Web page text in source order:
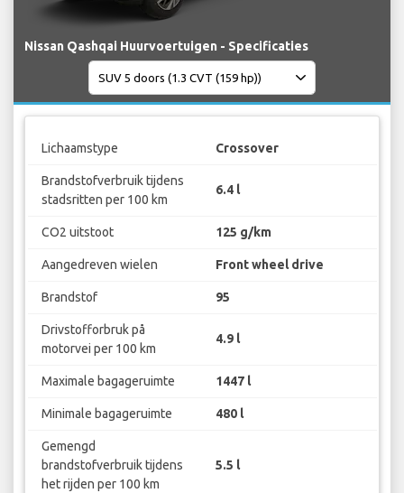
Nissan Qashqai Huurvoertuigen - Specificaties
Lichaamstype Crossover
Brandstofverbruik tijdens
stadsritten per 100 km
6.4 l
CO2 uitstoot 125 g/km
Aangedreven wielen Front wheel drive
Brandstof 95
Drivstofforbruk på
motorvei per 100 km
4.9 l
Maximale bagageruimte 1447 l
Minimale bagageruimte 480 l
Gemengd
brandstofverbruik tijdens
het rijden per 100 km
5.5 l